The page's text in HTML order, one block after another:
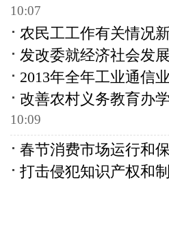
10:07
农民工工作有关情况
发改委就经济社会发
2013年全年工业通信
改善农村义务教育办
10:09
春节消费市场运行和
打击侵犯知识产权和